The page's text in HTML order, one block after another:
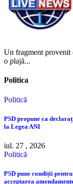
Un fragment provenit de la o dronă a fost găsit marți după-amiază pe
o plajă...
Politica
Politică
PSD propune ca
la Legea ANI
iul. 27 , 2026
Politică
PSD pune condiții
acceptarea